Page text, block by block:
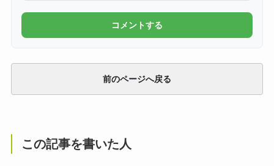
コメントする
前のページへ戻る
この記事を書いた人